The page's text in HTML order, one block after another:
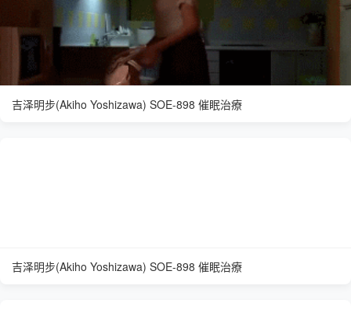
吉泽明步(Akiho Yoshizawa) SOE-898 催眠治療
吉泽明步(Akiho Yoshizawa) SOE-898 催眠治療